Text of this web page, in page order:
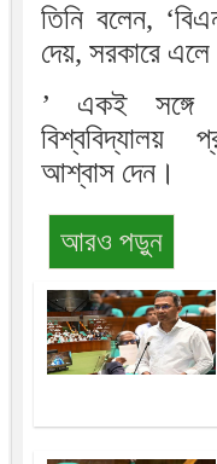
তিনি বলেন,
দেয়, সরকারে
’ একই সঙ্গে
বিশ্ববিদ্যালয়
আশ্বাস দেন।
আরও পড়ুন